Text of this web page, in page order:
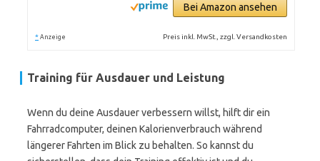
Bei Amazon ansehen
* Anzeige Preis inkl. MwSt., zzgl. Versandkosten
Training für Ausdauer und Leistung
Wenn du deine Ausdauer verbessern willst, hilft dir ein
Fahrradcomputer, deinen Kalorienverbrauch während
längerer Fahrten im Blick zu behalten. So kannst du